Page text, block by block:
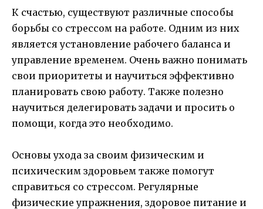
К счастью, существуют различные способы
борьбы со стрессом на работе. Одним из них
является установление рабочего баланса и
управление временем. Очень важно понимать
свои приоритеты и научиться эффективно
планировать свою работу. Также полезно
научиться делегировать задачи и просить о
помощи, когда это необходимо.
Основы ухода за своим физическим и
психическим здоровьем также помогут
справиться со стрессом. Регулярные
физические упражнения, здоровое питание и